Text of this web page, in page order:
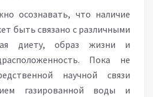
осознавать, что наличие
быть связано с различными
диету, образ жизни и
Пока не
научной связи
газированной воды и